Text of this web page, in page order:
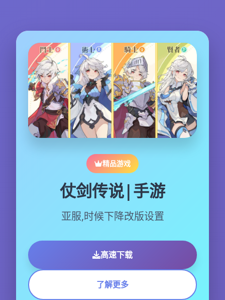
精品游戏
仗剑传说|手游
亚服,时候下降改版设置
高速下载
了解更多